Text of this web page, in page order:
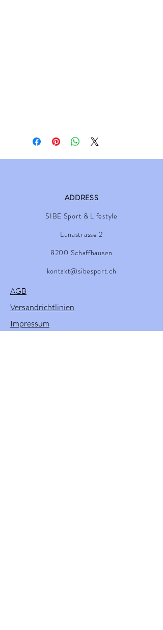
ADDRESS
SIBE Sport & Lifestyle
Lunastrasse 2
8200 Schaffhausen
kontakt@sibesport.ch
AGB
Versandrichtlinien
Impressum